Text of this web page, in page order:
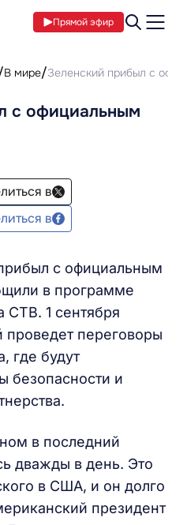
Прямой эфир
В мире Зеленский прибыл с
с официальным
в
в
с официальным
в программе
СТВ. 1 сентября
переговоры
где будут
безопасности и
в последний
дважды в день. Это
в США, и он долго
президент